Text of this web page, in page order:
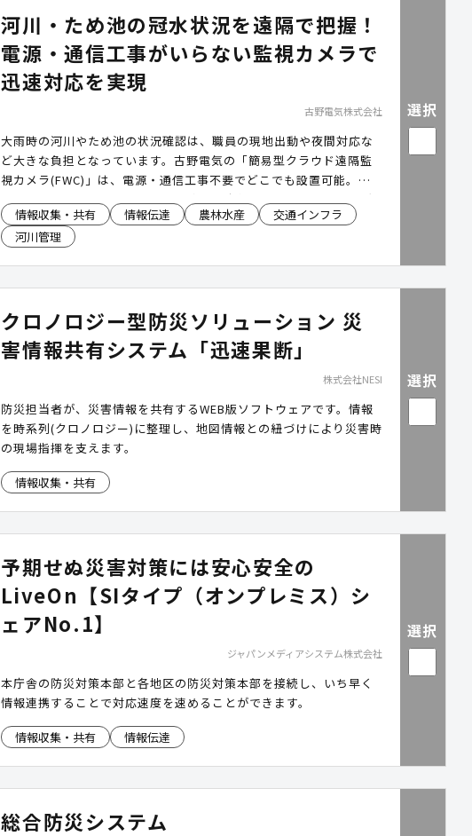
河川・ため池の冠水状況を遠隔で把握！
電源・通信工事がいらない監視カメラで
迅速対応を実現
古野電気株式会社
大雨時の河川やため池の状況確認は、職員の現地出動や夜間対応な
ど大きな負担となっています。古野電気の「簡易型クラウド遠隔監
視カメラ(FWC)」は、電源・通信工事不要でどこでも設置可能。現
場に行かずとも河川やため池、道路の冠水状況を遠隔で把握し、避
難や通行止めの判断を迅速化を後押しします。
情報収集・共有 情報伝達 農林水産
交通インフラ
河川管理
選択
クロノロジー型防災ソリューション 災
害情報共有システム「迅速果断」
株式会社NESI
防災担当者が、災害情報を共有するWEB版ソフトウェアです。情報
を時系列(クロノロジー)に整理し、地図情報との紐づけにより災害時
の現場指揮を支えます。
情報収集・共有
選択
予期せぬ災害対策には安心安全の
LiveOn【SIタイプ（オンプレミス）シ
ェアNo.1】
ジャパンメディアシステム株式会社
本庁舎の防災対策本部と各地区の防災対策本部を接続し、いち早く
情報連携することで対応速度を速めることができます。
情報収集・共有 情報伝達
選択
総合防災システム